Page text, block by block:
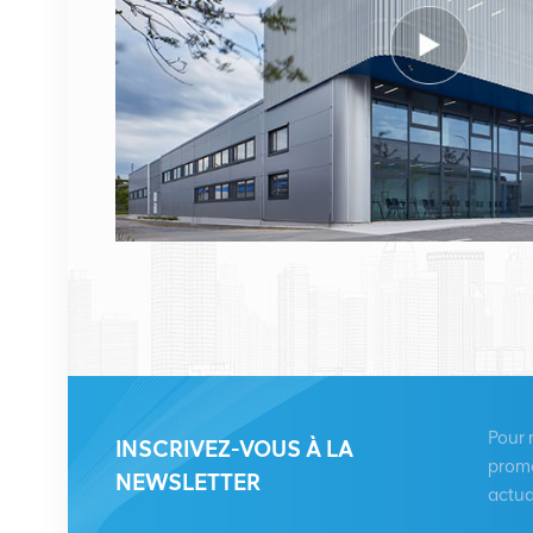
ERICSSON 2212 B31
KRC 161 893/1 Unité
radio à distance
VOIR LES DÉTAILS
HUAWEI RRU5909
HUAWEI UBBPg1a
03050BYF pour bande
3900
INSCRIVEZ-VOUS À LA
NEWSLETTER
Pour